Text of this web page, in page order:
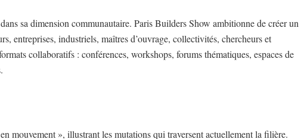
sa dimension communautaire. Paris Builders Show ambitionne de créer un
entreprises, industriels, maîtres d’ouvrage, collectivités, chercheurs et
collaboratifs : conférences, workshops, forums thématiques, espaces de
mouvement », illustrant les mutations qui traversent actuellement la filière.